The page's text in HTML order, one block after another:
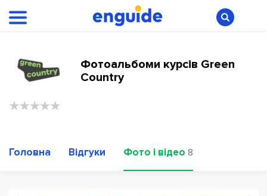
Фотоальбоми курсів Green
Country
Головна Відгуки Фото і відео 8